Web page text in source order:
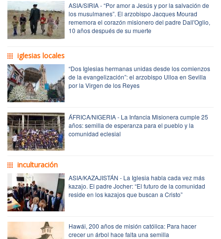
ASIA/SIRIA - “Por amor a Jesús y por la salvación de
los musulmanes”. El arzobispo Jacques Mourad
rememora el corazón misionero del padre Dall'Oglio,
10 años después de su muerte
iglesias locales
“Dos Iglesias hermanas unidas desde los comienzos
de la evangelización”: el arzobispo Ulloa en Sevilla
por la Virgen de los Reyes
ÁFRICA/NIGERIA - La Infancia Misionera cumple 25
años: semilla de esperanza para el pueblo y la
comunidad eclesial
inculturación
ASIA/KAZAJISTÁN - La Iglesia habla cada vez más
kazajo. El padre Jocher: “El futuro de la comunidad
reside en los kazajos que buscan a Cristo”
Hawái, 200 años de misión católica: Para hacer
crecer un árbol hace falta una semilla